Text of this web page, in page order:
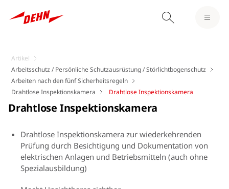
Artikel
Arbeitsschutz / Persönliche Schutzausrüstung / Störlichtbogenschutz
Arbeiten nach den fünf Sicherheitsregeln
Drahtlose Inspektionskamera
Drahtlose Inspektionskamera
Drahtlose Inspektionskamera
Drahtlose Inspektionskamera zur wiederkehrenden
Prüfung durch Besichtigung und Dokumentation von
elektrischen Anlagen und Betriebsmitteln (auch ohne
Spezialausbildung)